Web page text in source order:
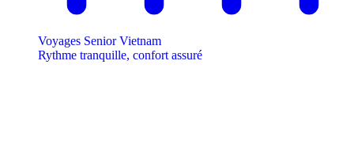
Voyages Senior Vietnam
Rythme tranquille, confort assuré